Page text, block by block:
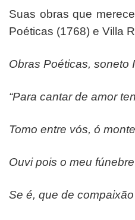
Suas obras que
Poéticas (1768) e Villa
Obras Poéticas, soneto
“Para cantar de amor
Tomo entre vós, ó
Ouvi pois o meu
Se é, que de